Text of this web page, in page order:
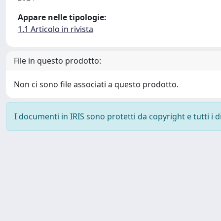
Appare nelle tipologie:
1.1 Articolo in rivista
File in questo prodotto:
Non ci sono file associati a questo prodotto.
I documenti in IRIS sono protetti da copyright e tutti i